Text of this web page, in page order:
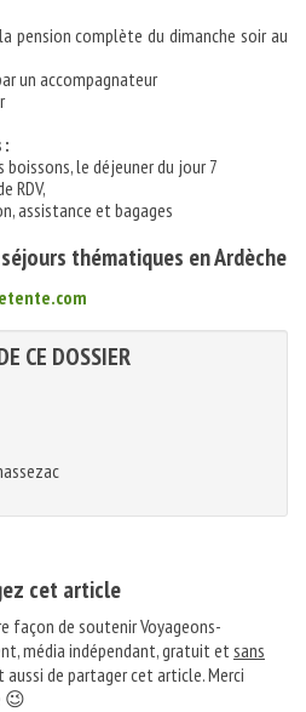
pension complète du dimanche soir au
un accompagnateur
:
boissons, le déjeuner du jour 7
RDV,
assistance et bagages
thématiques en Ardèche
CE DOSSIER
cet article
façon de soutenir Voyageons-
média indépendant, gratuit etsans
aussi de partager cet article. Merci
😉